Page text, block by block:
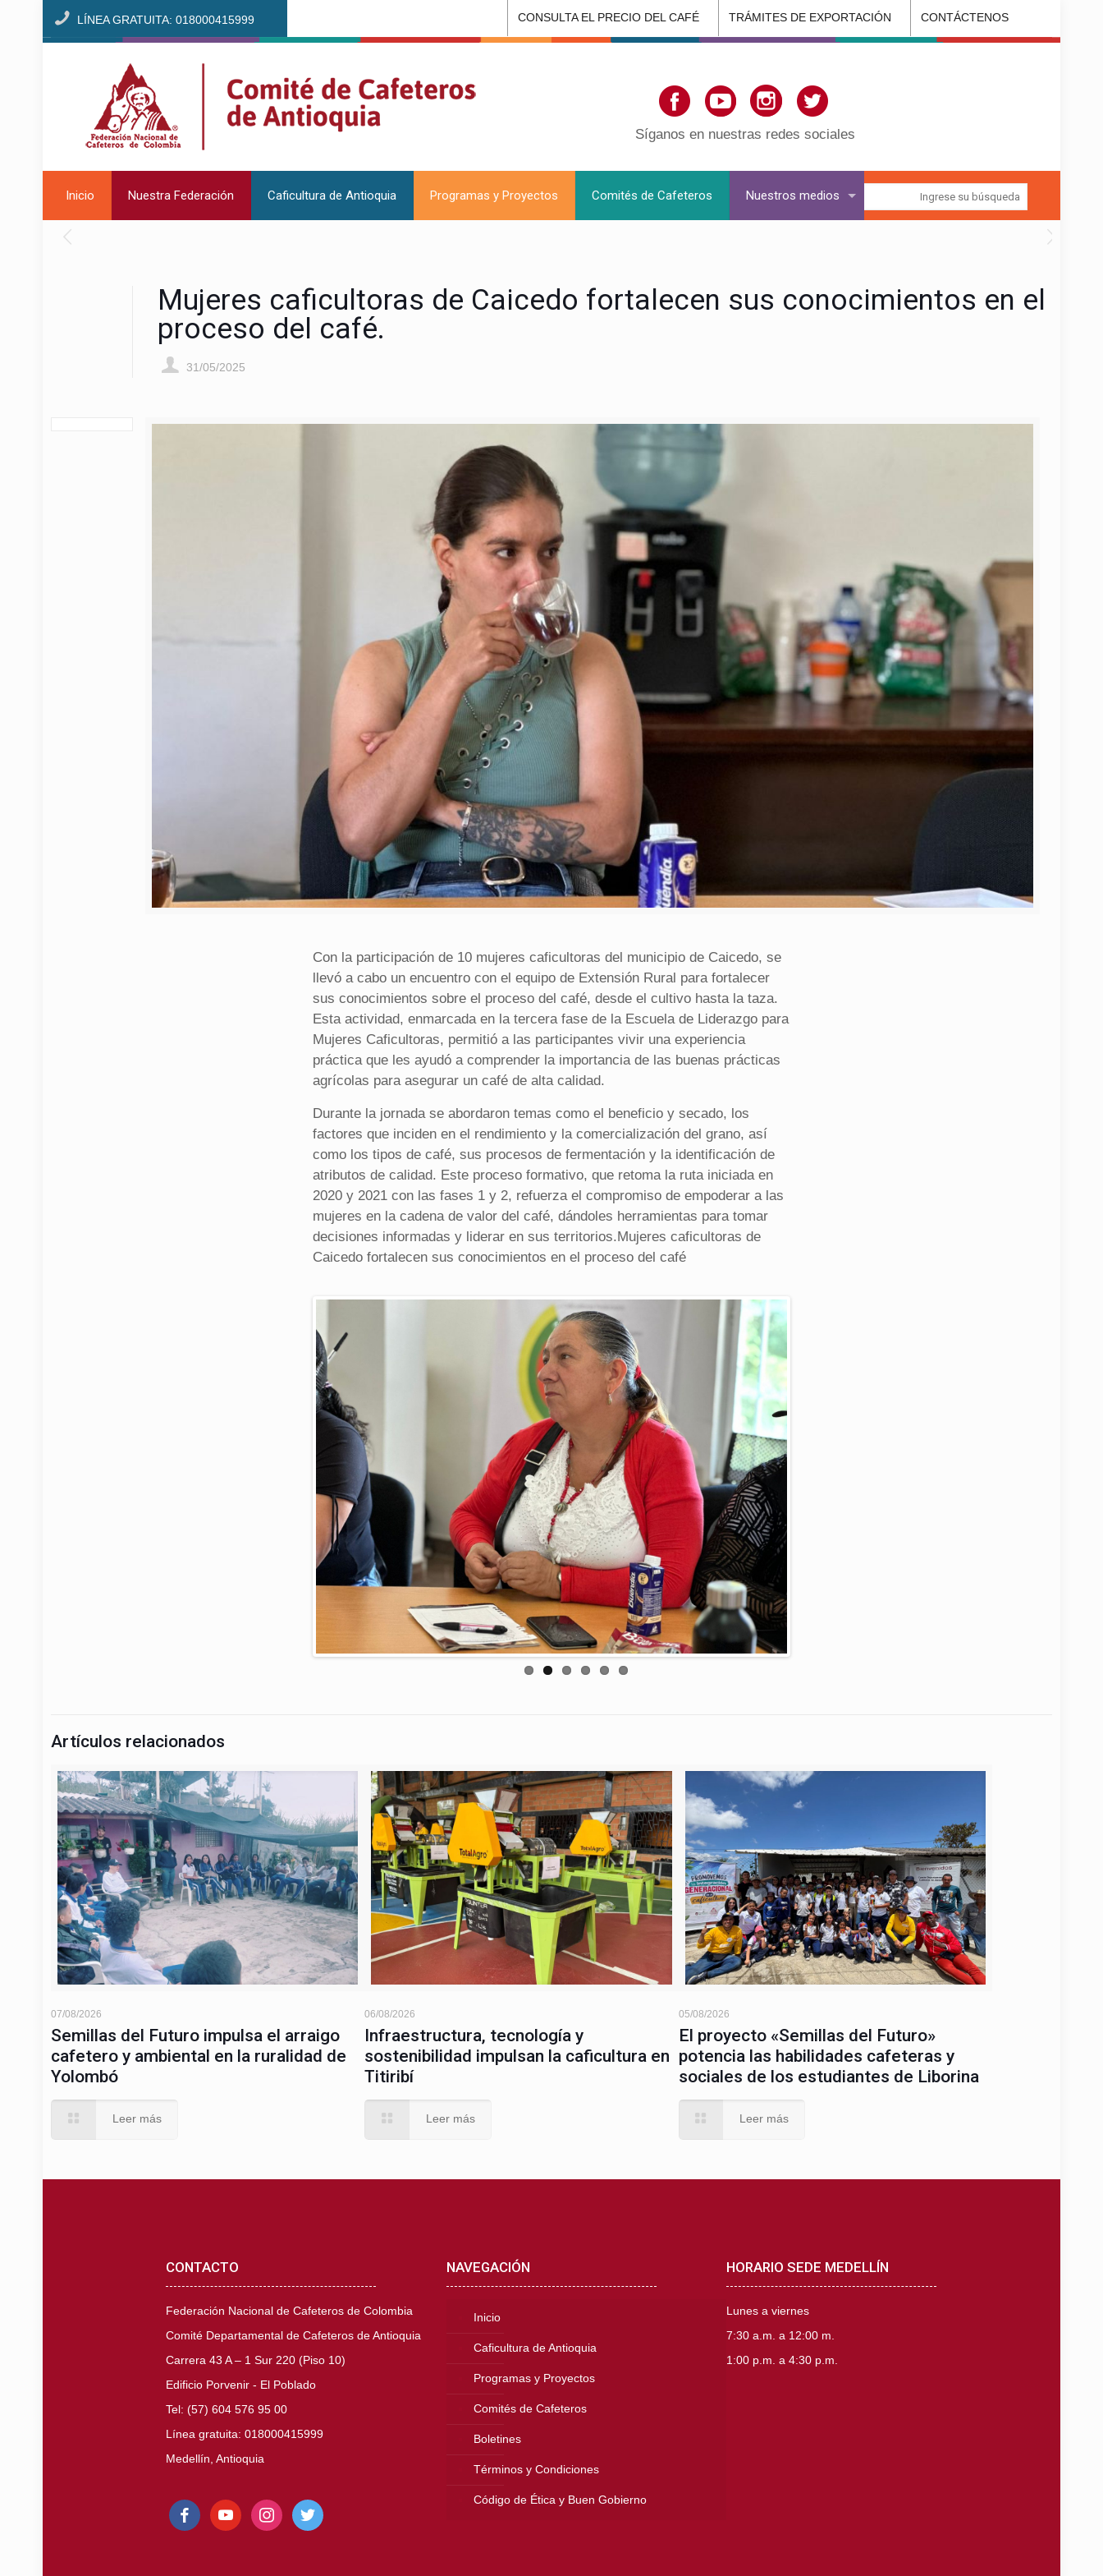
LÍNEA GRATUITA: 018000415999 CONSULTA EL PRECIO DEL CAFÉ TRÁMITES DE EXPORTACIÓN CONTÁCTENOS
Inicio Nuestra Federación Caficultura de Antioquia Programas y Proyectos Comités de Cafeteros Nuestros medios
Síganos en nuestras redes sociales
Mujeres caficultoras de Caicedo fortalecen sus conocimientos en el
proceso del café.
31/05/2025
Con la participación de 10 mujeres caficultoras del municipio de Caicedo, se
llevó a cabo un encuentro con el equipo de Extensión Rural para fortalecer
sus conocimientos sobre el proceso del café, desde el cultivo hasta la taza.
Esta actividad, enmarcada en la tercera fase de la Escuela de Liderazgo para
Mujeres Caficultoras, permitió a las participantes vivir una experiencia
práctica que les ayudó a comprender la importancia de las buenas prácticas
agrícolas para asegurar un café de alta calidad.
Durante la jornada se abordaron temas como el beneficio y secado, los
factores que inciden en el rendimiento y la comercialización del grano, así
como los tipos de café, sus procesos de fermentación y la identificación de
atributos de calidad. Este proceso formativo, que retoma la ruta iniciada en
2020 y 2021 con las fases 1 y 2, refuerza el compromiso de empoderar a las
mujeres en la cadena de valor del café, dándoles herramientas para tomar
decisiones informadas y liderar en sus territorios.Mujeres caficultoras de
Caicedo fortalecen sus conocimientos en el proceso del café
Artículos relacionados
07/08/2026
Semillas del Futuro impulsa el arraigo
cafetero y ambiental en la ruralidad de
Yolombó
Leer más
06/08/2026
Infraestructura, tecnología y
sostenibilidad impulsan la caficultura en
Titiribí
Leer más
05/08/2026
El proyecto «Semillas del Futuro»
potencia las habilidades cafeteras y
sociales de los estudiantes de Liborina
Leer más
CONTACTO
Federación Nacional de Cafeteros de Colombia
Comité Departamental de Cafeteros de Antioquia
Carrera 43 A – 1 Sur 220 (Piso 10)
Edificio Porvenir - El Poblado
Tel: (57) 604 576 95 00
Línea gratuita: 018000415999
Medellín, Antioquia
facebookyoutube instagramtwitter
NAVEGACIÓN
Inicio
Caficultura de Antioquia
Programas y Proyectos
Comités de Cafeteros
Boletines
Términos y Condiciones
Código de Ética y Buen Gobierno
HORARIO SEDE MEDELLÍN
Lunes a viernes
7:30 a.m. a 12:00 m.
1:00 p.m. a 4:30 p.m.